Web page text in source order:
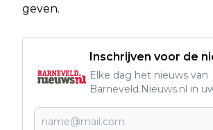
geven.
Inschrijven voor de
Elke dag het nieuws van
Barneveld.Nieuws.nl in